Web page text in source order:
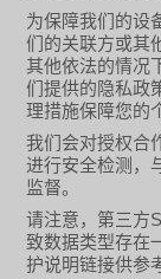
为保障我们的设
们的关联方或其
其他依法的情况
们提供的隐私政
理措施保障您的
我们会对授权合
进行安全检测，
监督。
请注意，第三方
致数据类型存在
护说明链接供参